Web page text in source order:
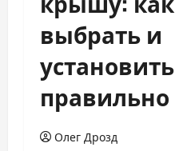
выбрать и
установить
правильно
Олег Дрозд